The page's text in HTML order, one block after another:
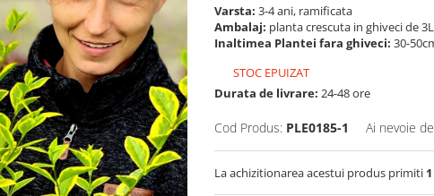
Varsta: 3-4 ani, ramificata
Ambalaj: planta crescuta in ghiveci de
Inaltimea Plantei fara ghiveci: 30-
STOC EPUIZAT
Durata de livrare: 24-48 ore
Cod Produs: PLE0185-1 Ai nevoie
La achizitionarea acestui produs primiti 1